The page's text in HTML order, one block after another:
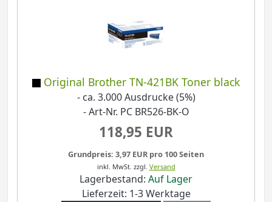
Original Brother TN-421BK Toner black
- ca. 3.000 Ausdrucke (5%)
- Art-Nr. PC BR526-BK-O
118,95 EUR
Grundpreis: 3,97 EUR pro 100 Seiten
inkl. MwSt. zzgl. Versand
Lagerbestand: Auf Lager
Lieferzeit: 1-3 Werktage